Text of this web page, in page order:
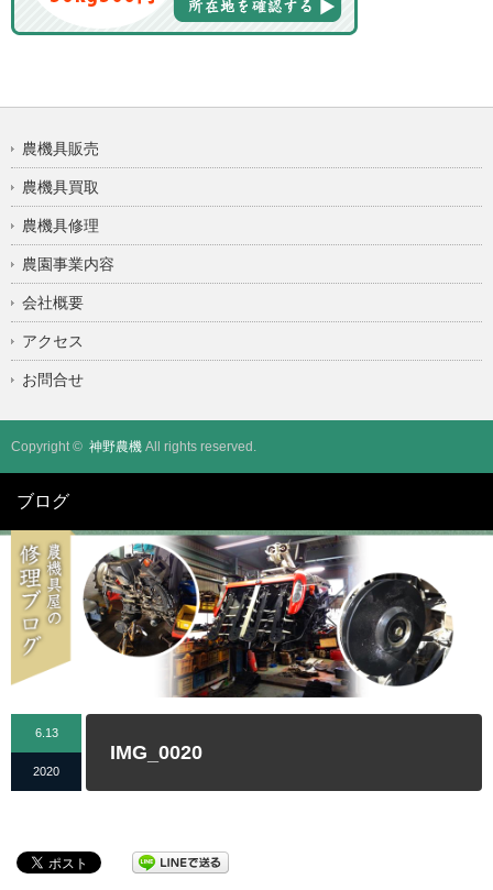
農機具販売
農機具買取
農機具修理
農園事業内容
会社概要
アクセス
お問合せ
Copyright © 神野農機 All rights reserved.
ブログ
6.13
2020
IMG_0020